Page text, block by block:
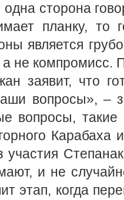
сторона
планку, то
является
а не компромисс.
заявит, что
вопросы», –
вопросы, такие
Карабаха
участия
и не
этап, когда